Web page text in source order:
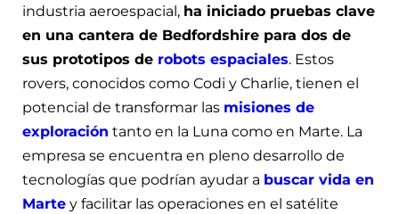
industria aeroespacial, ha iniciado pruebas clave
en una cantera de Bedfordshire para dos de
sus prototipos de robots espaciales. Estos
rovers, conocidos como Codi y Charlie, tienen el
potencial de transformar las misiones de
exploración tanto en la Luna como en Marte. La
empresa se encuentra en pleno desarrollo de
tecnologías que podrían ayudar a buscar vida en
Marte y facilitar las operaciones en el satélite